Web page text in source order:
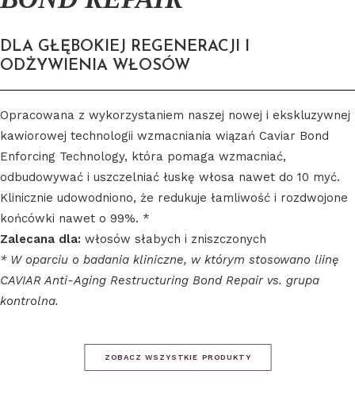
DLA GŁĘBOKIEJ REGENERACJI I
ODŻYWIENIA WŁOSÓW
Opracowana z wykorzystaniem naszej nowej i ekskluzywnej
kawiorowej technologii wzmacniania wiązań Caviar Bond
Enforcing Technology, która pomaga wzmacniać,
odbudowywać i uszczelniać łuskę włosa nawet do 10 myć.
Klinicznie udowodniono, że redukuje łamliwość i rozdwojone
końcówki nawet o 99%. *
Zalecana dla: włosów słabych i zniszczonych
* W oparciu o badania kliniczne, w którym stosowano liinę
CAVIAR Anti-Aging Restructuring Bond Repair vs. grupa
kontrolna.
ZOBACZ WSZYSTKIE PRODUKTY